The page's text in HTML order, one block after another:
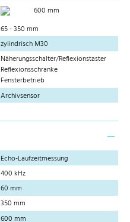
600 mm
65 - 350 mm
zylindrisch M30
Näherungsschalter/Reflexionstaster
Reflexionsschranke
Fensterbetrieb
Archivsensor
Echo-Laufzeitmessung
400 kHz
60 mm
350 mm
600 mm